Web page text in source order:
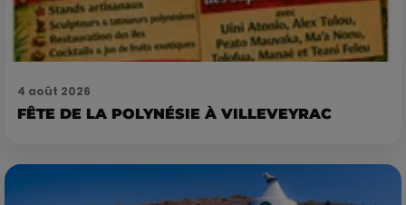
4 août 2026
FÊTE DE LA POLYNÉSIE À VILLEVEYRAC